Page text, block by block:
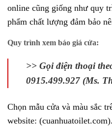
online cũng giống như quy
phẩm chất lượng đảm bảo
Quy trình xem báo giá cửa:
>> Gọi điện thoại
0915.499.927 (Ms.
Chọn mẫu cửa và màu sắc
website: (cuanhuatoilet.com).